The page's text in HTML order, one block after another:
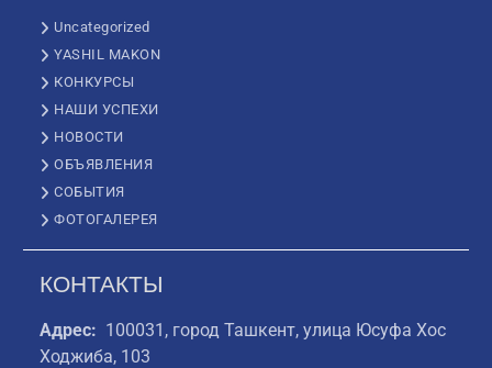
Uncategorized
YASHIL MAKON
КОНКУРСЫ
НАШИ УСПЕХИ
НОВОСТИ
ОБЪЯВЛЕНИЯ
СОБЫТИЯ
ФОТОГАЛЕРЕЯ
КОНТАКТЫ
Адрес: 100031, город Ташкент, улица Юсуфа Хос
Ходжиба, 103